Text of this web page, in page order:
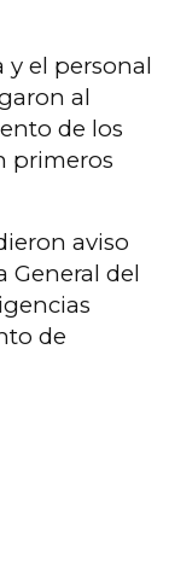
el personal
al
de los
primeros
aviso
General del
de